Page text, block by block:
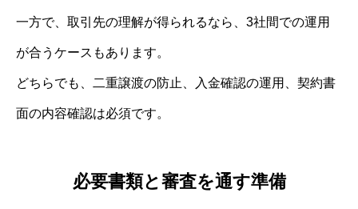
一方で、取引先の理解が得られるなら、3社間での運用
が合うケースもあります。
どちらでも、二重譲渡の防止、入金確認の運用、契約書
面の内容確認は必須です。
必要書類と審査を通す準備